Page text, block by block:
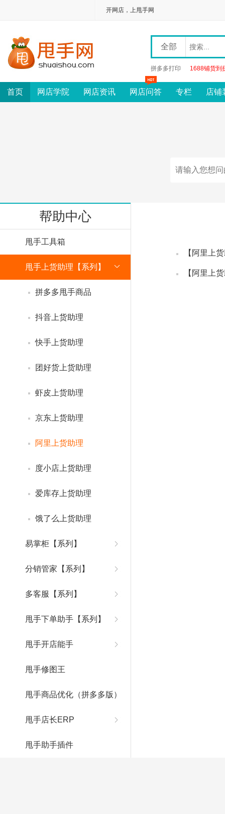
开网店，上甩手网
全部
拼多多打印 1688铺货到
首页 网店学院 网店资讯 网店问答 专栏 店铺
帮助中心
甩手工具箱
甩手上货助理【系列】
拼多多甩手商品
抖音上货助理
快手上货助理
团好货上货助理
虾皮上货助理
京东上货助理
阿里上货助理
度小店上货助理
爱库存上货助理
饿了么上货助理
易掌柜【系列】
分销管家【系列】
多客服【系列】
甩手下单助手【系列】
甩手开店能手
甩手修图王
甩手商品优化（拼多多版）
甩手店长ERP
甩手助手插件
【阿里上
【阿里上